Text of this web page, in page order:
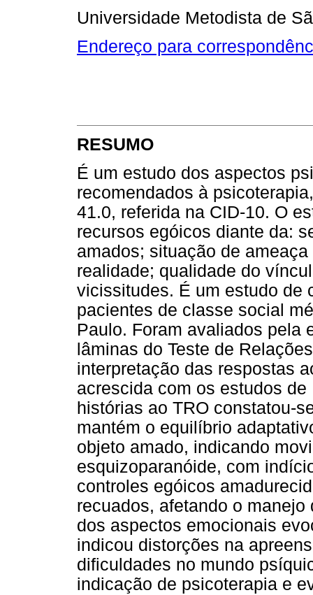
Universidade Metodista de
Endereço para
RESUMO
É um estudo dos aspectos
recomendados à
41.0, referida na CID-10. O
recursos egóicos diante da:
amados; situação de
realidade; qualidade do
vicissitudes. É um estudo de
pacientes de classe social
Paulo. Foram avaliados pela
lâminas do Teste de
interpretação das respostas
acrescida com os estudos
histórias ao TRO constatou-
mantém o equilíbrio
objeto amado, indicando
esquizoparanóide, com
controles egóicos
recuados, afetando o
dos aspectos emocionais
indicou distorções na
dificuldades no mundo
indicação de psicoterapia e